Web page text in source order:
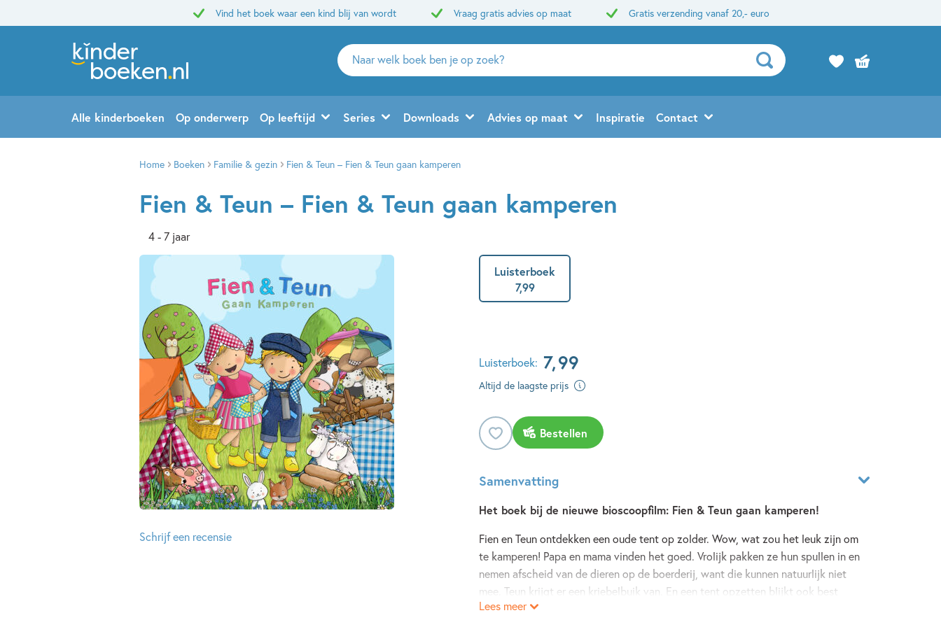
Vind het boek waar een kind blij van wordt Vraag gratis advies op maat Gratis verzending vanaf 20,- euro
Zoeken
naar
en
uitgevers
Alle kinderboeken Op onderwerp Op leeftijd Series Downloads Advies op maat Inspiratie Contact
Home Boeken Familie & gezin Fien & Teun – Fien & Teun gaan kamperen
Fien & Teun – Fien & Teun gaan kamperen
4 - 7 jaar
Schrijf een recensie
Luisterboek
7,99
Luisterboek: 7,99
Altijd de laagste prijs
Bestellen
Samenvatting
Het boek bij de nieuwe bioscoopfilm: Fien & Teun gaan kamperen!
Fien en Teun ontdekken een oude tent op zolder. Wow, wat zou het leuk zijn om
te kamperen! Papa en mama vinden het goed. Vrolijk pakken ze hun spullen in en
nemen afscheid van de dieren op de boerderij, want die kunnen natuurlijk niet
mee. Teun krijgt er een kriebelbuik van. En een tent opzetten blijkt ook best
lastig. Zeker als de dieren zich er toch mee komen bemoeien… Als dat maar goed
Lees meer